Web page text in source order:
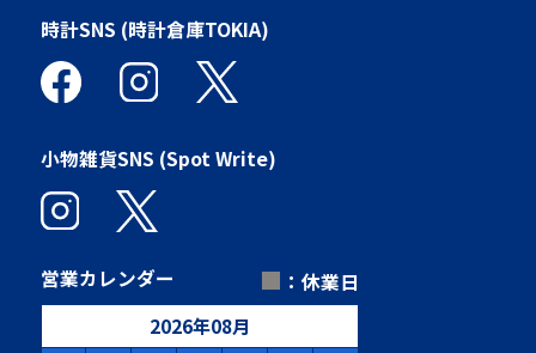
時計SNS (時計倉庫TOKIA)
小物雑貨SNS (Spot Write)
営業カレンダー ■ ：休業日
2026年08月